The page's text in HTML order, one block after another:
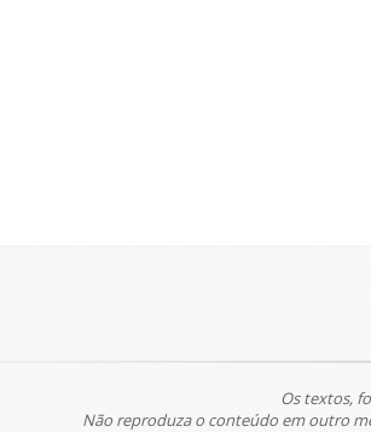
Os textos,
Não reproduza o conteúdo em outro